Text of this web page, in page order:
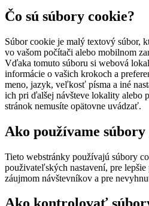
Čo sú súbory cookie?
Súbor cookie je malý textový súbor,
vo vašom počítači alebo mobilnom
Vďaka tomuto súboru si webová
informácie o vašich krokoch a
meno, jazyk, veľkosť písma a iné
ich pri ďalšej návšteve lokality alebo
stránok nemusíte opätovne uvádzať.
Ako používame súbory
Tieto webstránky používajú súbory
použivateľských nastavení, pre lepšie
záujmom návštevníkov a pre